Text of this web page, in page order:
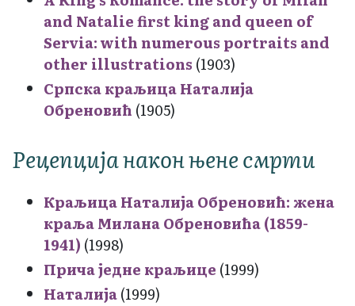
and Natalie first king and queen of
Servia: with numerous portraits and
other illustrations (1903)
Српска краљица Наталија
Обреновић (1905)
Рецепција након њене смрти
Краљица Наталија Обреновић: жена
краља Милана Обреновића (1859-
1941) (1998)
Прича једне краљице (1999)
Наталија(1999)